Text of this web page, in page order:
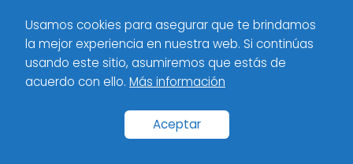
Meximotores Pruebas De Coches
Potente motor y tecnología
avanzada en el Cadillac Escalade 2021
Políticas de privacidad
Usamos cookies para asegurar que te brindamos
la mejor experiencia en nuestra web. Si continúas
usando este sitio, asumiremos que estás de
acuerdo con ello. Más información
Aceptar